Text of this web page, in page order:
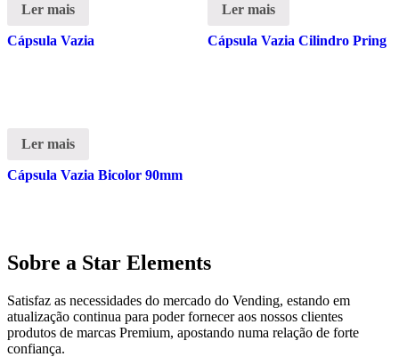
Ler mais
Cápsula Vazia
Ler mais
Cápsula Vazia Cilindro Pring
Ler mais
Cápsula Vazia Bicolor 90mm
Sobre a Star Elements
Satisfaz as necessidades do mercado do Vending, estando em
atualização continua para poder fornecer aos nossos clientes
produtos de marcas Premium, apostando numa relação de forte
confiança.